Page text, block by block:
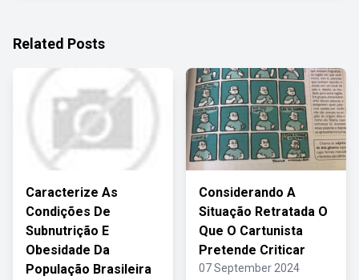
Related Posts
Caracterize As
Condições De
Subnutrição E
Obesidade Da
População Brasileira
Considerando A
Situação Retratada O
Que O Cartunista
Pretende Criticar
07 September 2024